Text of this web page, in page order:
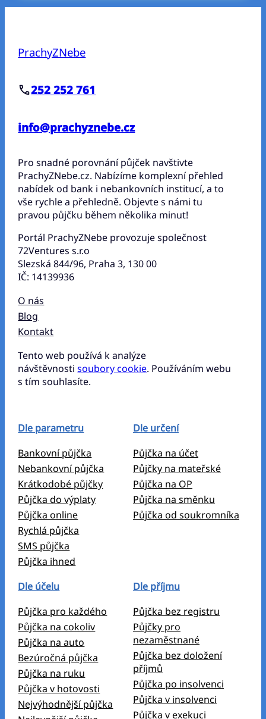
PrachyZNebe
252 252 761
info@prachyznebe.cz
Pro snadné porovnání půjček navštivte
PrachyZNebe.cz. Nabízíme komplexní přehled
nabídek od bank i nebankovních institucí, a to
vše rychle a přehledně. Objevte s námi tu
pravou půjčku během několika minut!
Portál PrachyZNebe provozuje společnost
72Ventures s.r.o
Slezská 844/96, Praha 3, 130 00
IČ: 14139936
O nás
Blog
Kontakt
Tento web používá k analýze
návštěvnostisoubory cookie. Používáním webu
s tím souhlasíte.
Dle parametru
Bankovní půjčka
Nebankovní půjčka
Krátkodobé půjčky
Půjčka do výplaty
Půjčka online
Rychlá půjčka
SMS půjčka
Půjčka ihned
Dle určení
Půjčka na účet
Půjčky na mateřské
Půjčka na OP
Půjčka na směnku
Půjčka od soukromníka
Dle účelu
Půjčka pro každého
Půjčka na cokoliv
Půjčka na auto
Bezúročná půjčka
Půjčka na ruku
Půjčka v hotovosti
Nejvýhodnější půjčka
Dle příjmu
Půjčka bez registru
Půjčky pro
nezaměstnané
Půjčka bez doložení
příjmů
Půjčka po insolvenci
Půjčka v insolvenci
Půjčka v exekuci